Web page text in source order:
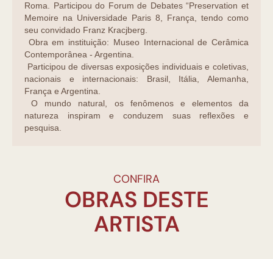
Roma. Participou do Forum de Debates “Preservation et
Memoire na Universidade Paris 8, França, tendo como
seu convidado Franz Kracjberg.
Obra em instituição: Museo Internacional de Cerâmica
Contemporânea - Argentina.
Participou de diversas exposições individuais e coletivas,
nacionais e internacionais: Brasil, Itália, Alemanha,
França e Argentina.
O mundo natural, os fenômenos e elementos da
natureza inspiram e conduzem suas reflexões e
pesquisa.
CONFIRA
OBRAS DESTE
ARTISTA